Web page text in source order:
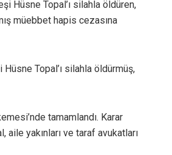
Hüsne Topal’ı silahla öldüren,
müebbet hapis cezasına
Hüsne Topal’ı silahla öldürmüş,
tamamlandı. Karar
aile yakınları ve taraf avukatları